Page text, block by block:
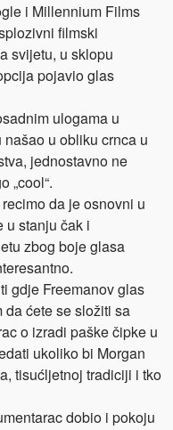
i Millennium Films
filmski
svijetu, u sklopu
pojavio glas
ulogama u
u obliku crnca u
jednostavno ne
„cool“.
da je osnovni u
u stanju čak i
zbog boje glasa
gdje Freemanov glas
ćete se složiti sa
o izradi paške čipke u
ukoliko bi Morgan
tisućljetnoj tradiciji i tko
dobio i pokoju